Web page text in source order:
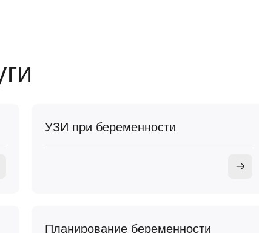
УЗИ при беременности
Планирование беременности